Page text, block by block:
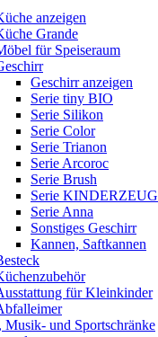
anzeigen
Grande
für Speiseraum
Geschirr anzeigen
Serie tiny BIO
Serie Silikon
Serie Color
Serie Trianon
Serie Arcoroc
Serie Brush
Serie KINDERZEUG
Serie Anna
Sonstiges Geschirr
Kannen, Saftkannen
für Kleinkinder
Musik- und Sportschränke